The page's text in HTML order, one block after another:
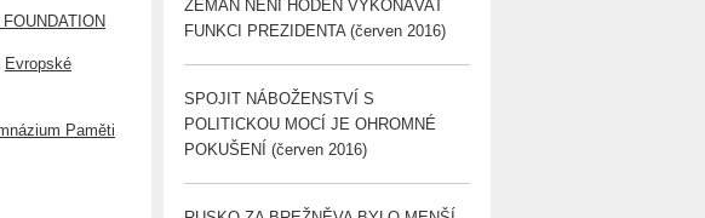
ZEMAN NENÍ HODEN VYKONÁVAT
FUNKCI PREZIDENTA (červen 2016)
SPOJIT NÁBOŽENSTVÍ S
POLITICKOU MOCÍ JE OHROMNÉ
POKUŠENÍ (červen 2016)
Evropské
Paměti